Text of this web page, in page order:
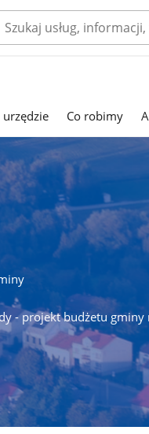
urzędzie Co robimy
- projekt budżetu gminy